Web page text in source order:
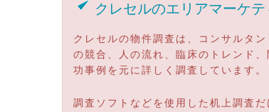
クレセルのエリアマーケ
クレセルの物件調査は、コンサルタ
の競合、人の流れ、臨床のトレンド
功事例を元に詳しく調査しています。
調査ソフトなどを使用した机上調査